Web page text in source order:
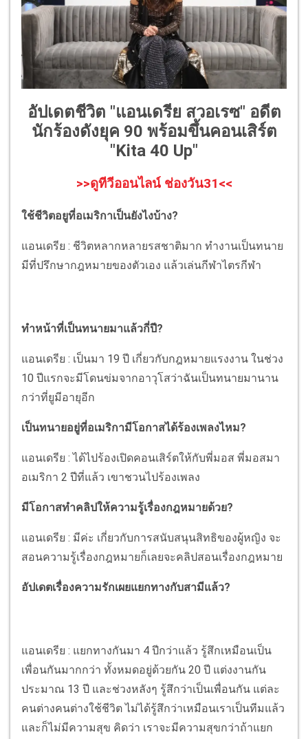
อัปเดตชีวิต "แอนเดรีย สวอเรซ" อดีต
นักร้องดังยุค 90 พร้อมขึ้นคอนเสิร์ต
"Kita 40 Up"
>>ดูทีวีออนไลน์ ช่องวัน31<<
ใช้ชีวิตอยูที่อเมริกาเป็นยังไงบ้าง?
แอนเดรีย : ชีวิตหลากหลายรสชาติมาก ทำงานเป็นทนาย
มีที่ปรึกษากฎหมายของตัวเอง แล้วเล่นกีฬาไตรกีฬา
ทำหน้าที่เป็นทนายมาแล้วกี่ปี?
แอนเดรีย : เป็นมา 19 ปี เกี่ยวกับกฎหมายแรงงาน ในช่วง
10 ปีแรกจะมีโดนข่มจากอาวุโสว่าฉันเป็นทนายมานาน
กว่าที่ยูมีอายุอีก
เป็นทนายอยู่ที่อเมริกามีโอกาสได้ร้องเพลงไหม?
แอนเดรีย : ได้ไปร้องเปิดคอนเสิร์ตให้กับพี่มอส พี่มอสมา
อเมริกา 2 ปีที่แล้ว เขาชวนไปร้องเพลง
มีโอกาสทำคลิปให้ความรู้เรื่องกฎหมายด้วย?
แอนเดรีย : มีค่ะ เกี่ยวกับการสนับสนุนสิทธิของผู้หญิง จะ
สอนความรู้เรื่องกฎหมายก็เลยจะคลิปสอนเรื่องกฎหมาย
อัปเดตเรื่องความรักเผยแยกทางกับสามีแล้ว?
แอนเดรีย : แยกทางกันมา 4 ปีกว่าแล้ว รู้สึกเหมือนเป็น
เพื่อนกันมากกว่า ทั้งหมดอยู่ด้วยกัน 20 ปี แต่งงานกัน
ประมาณ 13 ปี และช่วงหลังๆ รู้สึกว่าเป็นเพื่อนกัน แต่ละ
คนต่างคนต่างใช้ชีวิต ไม่ได้รู้สึกว่าเหมือนเราเป็นทีมแล้ว
และก็ไม่มีความสุข คิดว่า เราจะมีความสุขกว่าถ้าแยก